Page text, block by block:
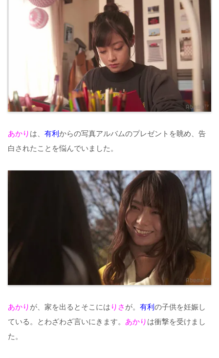
あかり は、 有利 からの写真アルバムのプレゼントを眺め、告
白されたことを悩んでいました。
あかり が、家を出るとそこには りさ が。 有利 の子供を妊娠し
ている。とわざわざ言いにきます。 あかり は衝撃を受けまし
た。